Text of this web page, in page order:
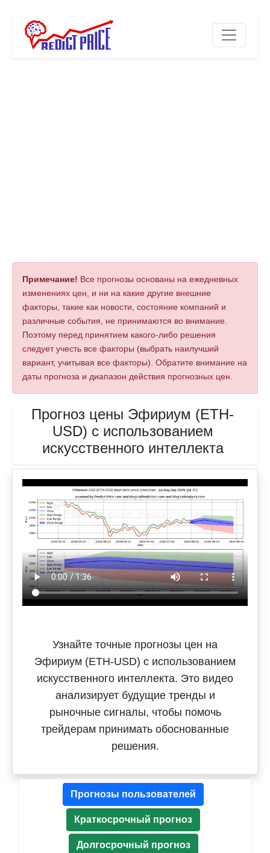
Примечание! Все прогнозы основаны на ежедневных
изменениях цен, и ни на какие другие внешние
факторы, такие как новости, состояние компаний и
различные события, не принимаются во внимание.
Поэтому перед принятием какого-либо решения
следует учесть все факторы (выбрать наилучший
вариант, учитывая все факторы). Обратите внимание на
даты прогноза и диапазон действия прогнозных цен.
Прогноз цены Эфириум (ETH-
USD) с использованием
искусственного интеллекта
Узнайте точные прогнозы цен на
Эфириум (ETH-USD) с использованием
искусственного интеллекта. Это видео
анализирует будущие тренды и
рыночные сигналы, чтобы помочь
трейдерам принимать обоснованные
решения.
Прогнозы пользователей
Краткосрочный прогноз
Долгосрочный прогноз